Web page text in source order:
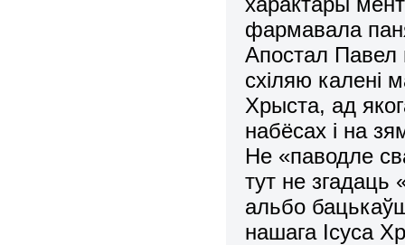
фармавала
Апостал Павел
схіляю калені
Хрыста, ад
набёсах і на
Не «паводле
тут не
альбо
нашага Ісуса